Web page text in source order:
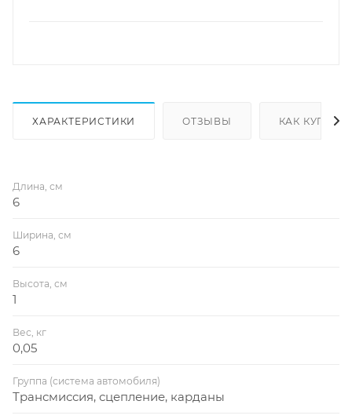
ХАРАКТЕРИСТИКИ ОТЗЫВЫ КАК КУПИТЬ
Длина, см
6
Ширина, см
6
Высота, см
1
Вес, кг
0,05
Группа (система автомобиля)
Трансмиссия, сцепление, карданы